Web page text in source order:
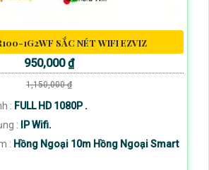
1G2WF SẮC NÉT WIFI EZVIZ
950,000 ₫
1,150,000 ₫
: FULL HD 1080P .
:
IP Wifi.
: Hồng Ngoại 10m Hồng Ngoại Smart